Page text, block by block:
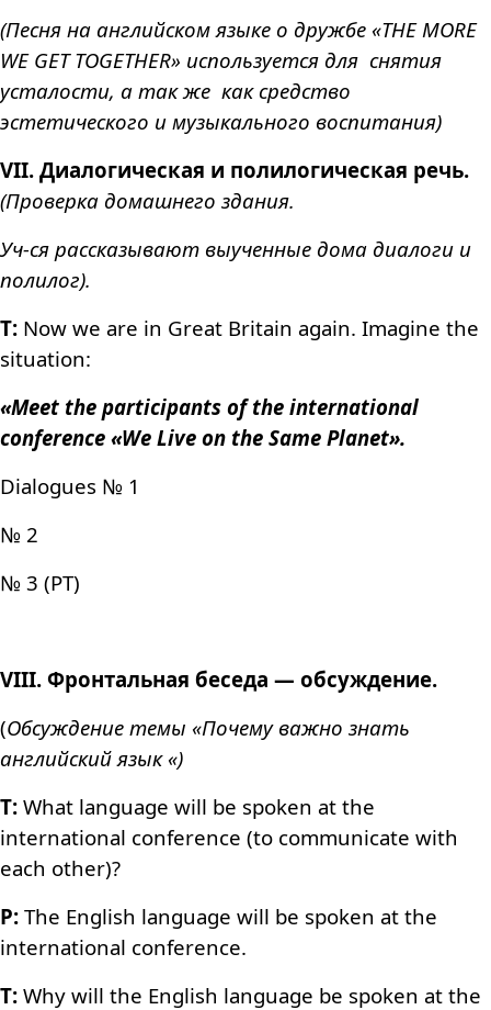
(Песня на английском языке о дружбе «THE MORE
WE GET TOGETHER» используется для снятия
усталости, а так же как средство
эстетического и музыкального воспитания)
VII. Диалогическая и полилогическая речь.
(Проверка домашнего здания.
Уч-ся рассказывают выученные дома диалоги и
полилог).
T: Now we are in Great Britain again. Imagine the
situation:
«Meet the participants of the international
conference «We Live on the Same Planet».
Dialogues № 1
№ 2
№ 3 (РТ)
VIII. Фронтальная беседа — обсуждениe.
(Обсуждение темы «Почему важно знать
английский язык «)
Т: What language will be spoken at the
international conference (to communicate with
each other)?
P: The English language will be spoken at the
international conference.
T: Why will the English language be spoken at the